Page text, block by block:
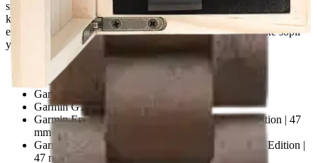
sinulle korkealaatuiset tuotteet sekä parhaan mahdollisen
käyttökokemuksen. Valitse HAVU - kun vaadit rannekkeeltasi
enemmän. Tämä Havun Garmin QuickFit (22 mm) -ranneke sopii
yhteen seuraavien kellojen kanssa:
Garmin Approach S60, S62 sekä S70 - 47 mm
Garmin D2 Delta sekä Mach 1
Garmin Descent G1 sekä Solar
Garmin G1 Solar - Ocean Edition
Garmin Epix (Gen 2) – Sapphire sekä Standard Edition | 47
mm
Garmin Epix Pro (Gen 2) – Sapphire sekä Standard Edition |
47 mm